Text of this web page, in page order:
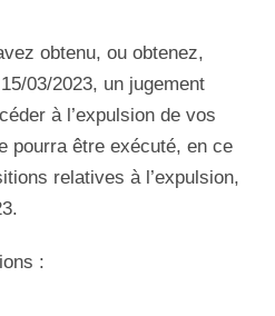
obtenu, ou obtenez,
03/2023, un jugement
à l’expulsion de vos
pourra être exécuté, en ce
relatives à l’expulsion,
: